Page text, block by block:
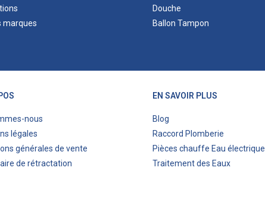
marques
Douche
Ballon Tampon
nous
légales
générales de vente
de rétractation
EN SAVOIR PLUS
Blog
Raccord Plomberie
Pièces chauffe Eau électrique
Traitement des Eaux